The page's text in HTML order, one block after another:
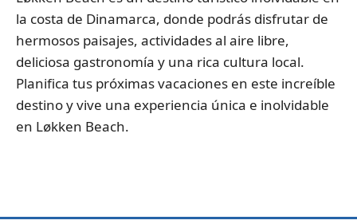
la costa de Dinamarca, donde podrás disfrutar de
hermosos paisajes, actividades al aire libre,
deliciosa gastronomía y una rica cultura local.
Planifica tus próximas vacaciones en este increíble
destino y vive una experiencia única e inolvidable
en Løkken Beach.